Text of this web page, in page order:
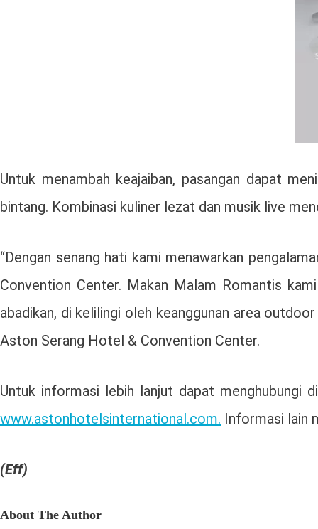
Untuk menambah keajaiban, pasangan dapat
bintang. Kombinasi kuliner lezat dan musik live
“Dengan senang hati kami menawarkan
Convention Center. Makan Malam Romantis
abadikan, di kelilingi oleh keanggunan area
Aston Serang Hotel & Convention Center.
Untuk informasi lebih lanjut dapat menghubungi
www.astonhotelsinternational.com. Informasi lain
(Eff)
About The Author